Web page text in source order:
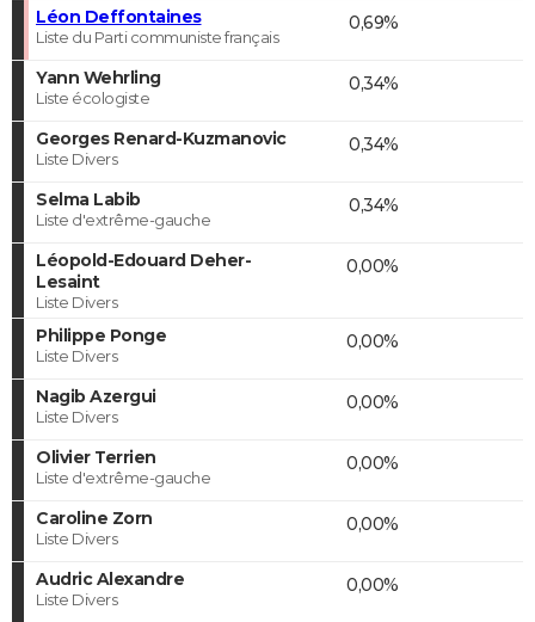
Léon Deffontaines
Liste du Parti communiste français
0,69%
Yann Wehrling
Liste écologiste
0,34%
Georges Renard-Kuzmanovic
Liste Divers
0,34%
Selma Labib
Liste d'extrême-gauche
0,34%
Léopold-Edouard Deher-
Lesaint
Liste Divers
0,00%
Philippe Ponge
Liste Divers
0,00%
Nagib Azergui
Liste Divers
0,00%
Olivier Terrien
Liste d'extrême-gauche
0,00%
Caroline Zorn
Liste Divers
0,00%
Audric Alexandre
Liste Divers
0,00%